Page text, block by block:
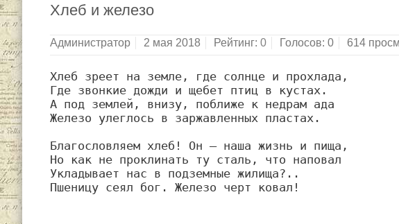
Хлеб и железо
Администратор 2 мая 2018 Рейтинг: 0 Голосов: 0 614
Хлеб зреет на земле, где солнце и прохлада,
Где звонкие дожди и щебет птиц в кустах.
А под землей, внизу, поближе к недрам ада
Железо улеглось в заржавленных пластах.
Благословляем хлеб! Он — наша жизнь и пища,
Но как не проклинать ту сталь, что наповал
Укладывает нас в подземные жилища?..
Пшеницу сеял бог. Железо черт ковал!